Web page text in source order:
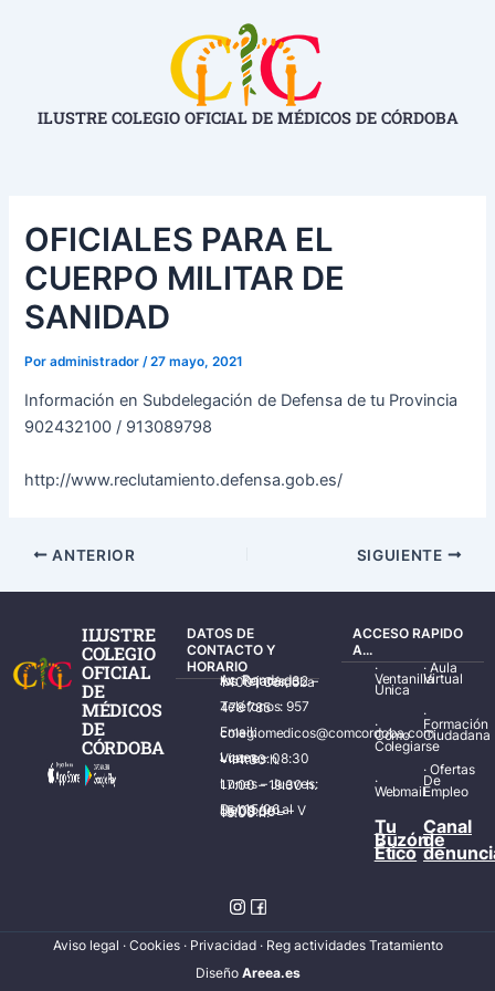
ILUSTRE COLEGIO OFICIAL DE MÉDICOS DE CÓRDOBA
OFICIALES PARA EL
CUERPO MILITAR DE
SANIDAD
Poradministrador /27 mayo, 2021
Información en Subdelegación de Defensa de tu Provincia
902432100 / 913089798
http://www.reclutamiento.defensa.gob.es/
ANTERIOR SIGUIENTE
ILUSTRE
COLEGIO
OFICIAL
DE
MÉDICOS
DE
CÓRDOBA
DATOS DE
CONTACTO Y
HORARIO
Av. Ronda de los Tejares, 32 – 14001 Córdoba
Teléfonos: 957 478 785
Email: colegiomedicos@comcordoba.com
Lunes – Viernes: 08:30 – 14:30 h.
Lunes – Jueves: 17:00 – 19:30 h.
Del 15/06 al 15/09 de L – V de 08:00 – 15:00 h.
ACCESO RAPIDO
A...
·
Ventanilla
Única
·
Cómo
Colegiarse
·
Webmail
·Aula
Virtual
·
Formación
Ciudadana
·Ofertas
De
Empleo
Tu
Buzón
Ético
Canal
de
Aviso legal · Cookies· Privacidad · Reg actividades Tratamiento
Diseño Areea.es